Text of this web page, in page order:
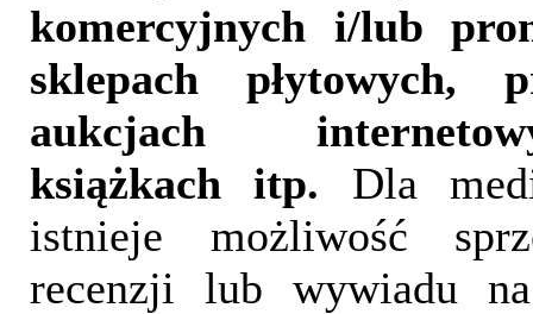
komercyjnych i/lub
sklepach płytowych,
aukcjach
książkach itp. Dla
istnieje możliwość
recenzji lub wywiadu